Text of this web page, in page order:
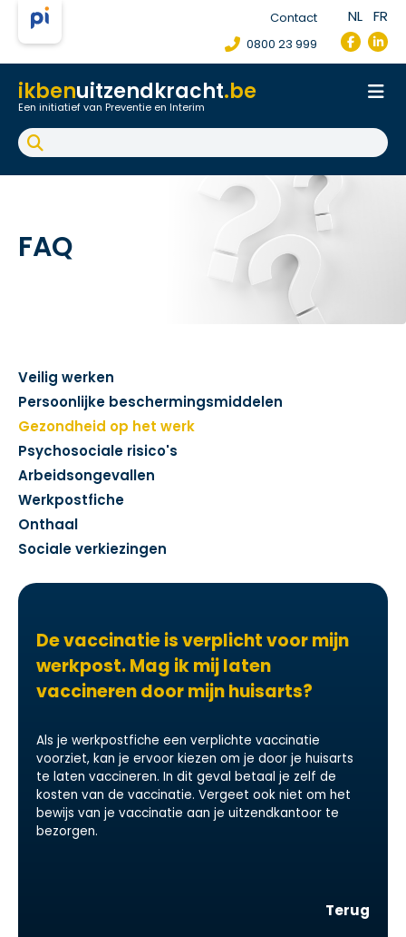
Contact
0800 23 999
NL FR
ikbenuitzendkracht.be
Een initiatief van Preventie en Interim
Onthaal
Werkpostfiche
Arbeidsongeval
FAQ
Veilig werken
Persoonlijke beschermingsmiddelen
Gezondheid op het werk
Psychosociale risico's
Arbeidsongevallen
Werkpostfiche
Onthaal
Sociale verkiezingen
De vaccinatie is verplicht voor mijn
werkpost. Mag ik mij laten
vaccineren door mijn huisarts?
Als je werkpostfiche een verplichte vaccinatie
voorziet, kan je ervoor kiezen om je door je huisarts
te laten vaccineren. In dit geval betaal je zelf de
kosten van de vaccinatie. Vergeet ook niet om het
bewijs van je vaccinatie aan je uitzendkantoor te
bezorgen.
Terug